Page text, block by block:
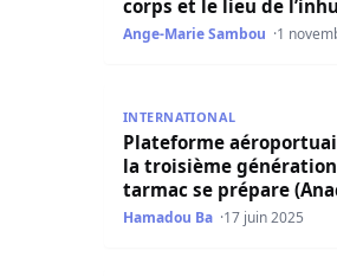
corps et le lieu de
Ange-Marie Sambou 1
Plateforme
INTERNATIONAL
Plateforme
la troisième
tarmac se prépare
Hamadou Ba 17 juin 2025